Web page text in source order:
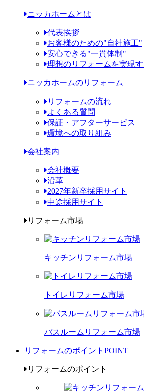
ニッカホームとは
代表挨拶
お客様のための"自社施工"
安心できる"一貫体制"
理想のリフォームを実現
ニッカホームのリフォーム
リフォームの流れ
よくある質問
保証・アフターサービス
環境への取り組み
会社案内
会社概要
沿革
2027年新卒採用サイト
中途採用サイト
リフォーム市場
キッチンリフォーム市場
トイレリフォーム市場
バスルームリフォーム市場
リフォームのポイント POINT
リフォームのポイント